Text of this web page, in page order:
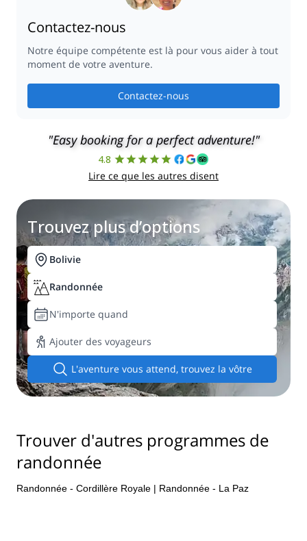
Contactez-nous
Notre équipe compétente est là pour vous aider à tout
moment de votre aventure.
Contactez-nous
"Easy booking for a perfect adventure!"
4.8
Lire ce que les autres disent
Trouvez plus d’options
Bolivie
Randonnée
N'importe quand
Ajouter des voyageurs
L'aventure vous attend, trouvez la vôtre
Trouver d'autres programmes de
randonnée
Randonnée - Cordillère Royale | Randonnée - La Paz